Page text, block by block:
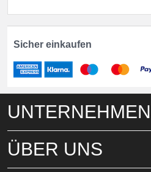
Sicher einkaufen
ÜBER UNS